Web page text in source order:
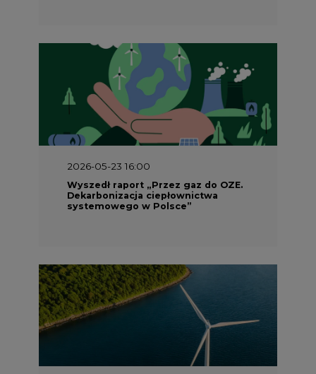
2026-05-23 16:00
Wyszedł raport „Przez gaz do OZE.
Dekarbonizacja ciepłownictwa
systemowego w Polsce”